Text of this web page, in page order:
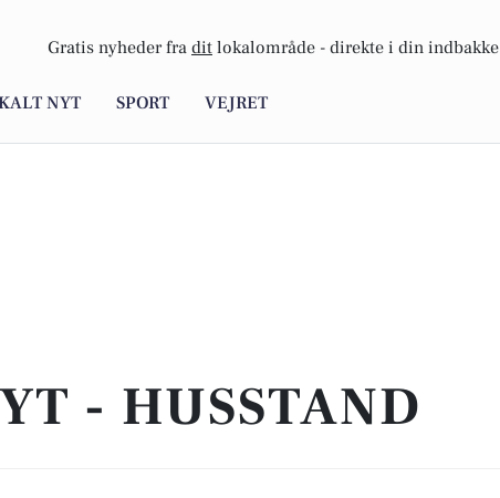
Gratis nyheder fra dit lokalområde - direkte i din indbakke
NYT SPORT VEJRET
- HUSSTAND